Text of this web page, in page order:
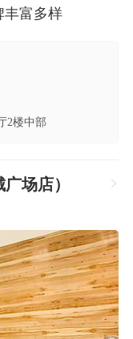
丰富多样
2楼中部
场店） 